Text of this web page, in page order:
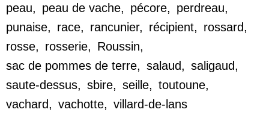
peau, peau de vache, pécore, perdreau,
punaise, race, rancunier, récipient, rossard,
rosse, rosserie, Roussin,
sac de pommes de terre, salaud, saligaud,
saute-dessus, sbire, seille, toutoune,
vachard, vachotte, villard-de-lans